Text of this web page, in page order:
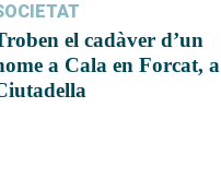
el cadàver d’un
a Cala en Forcat, a